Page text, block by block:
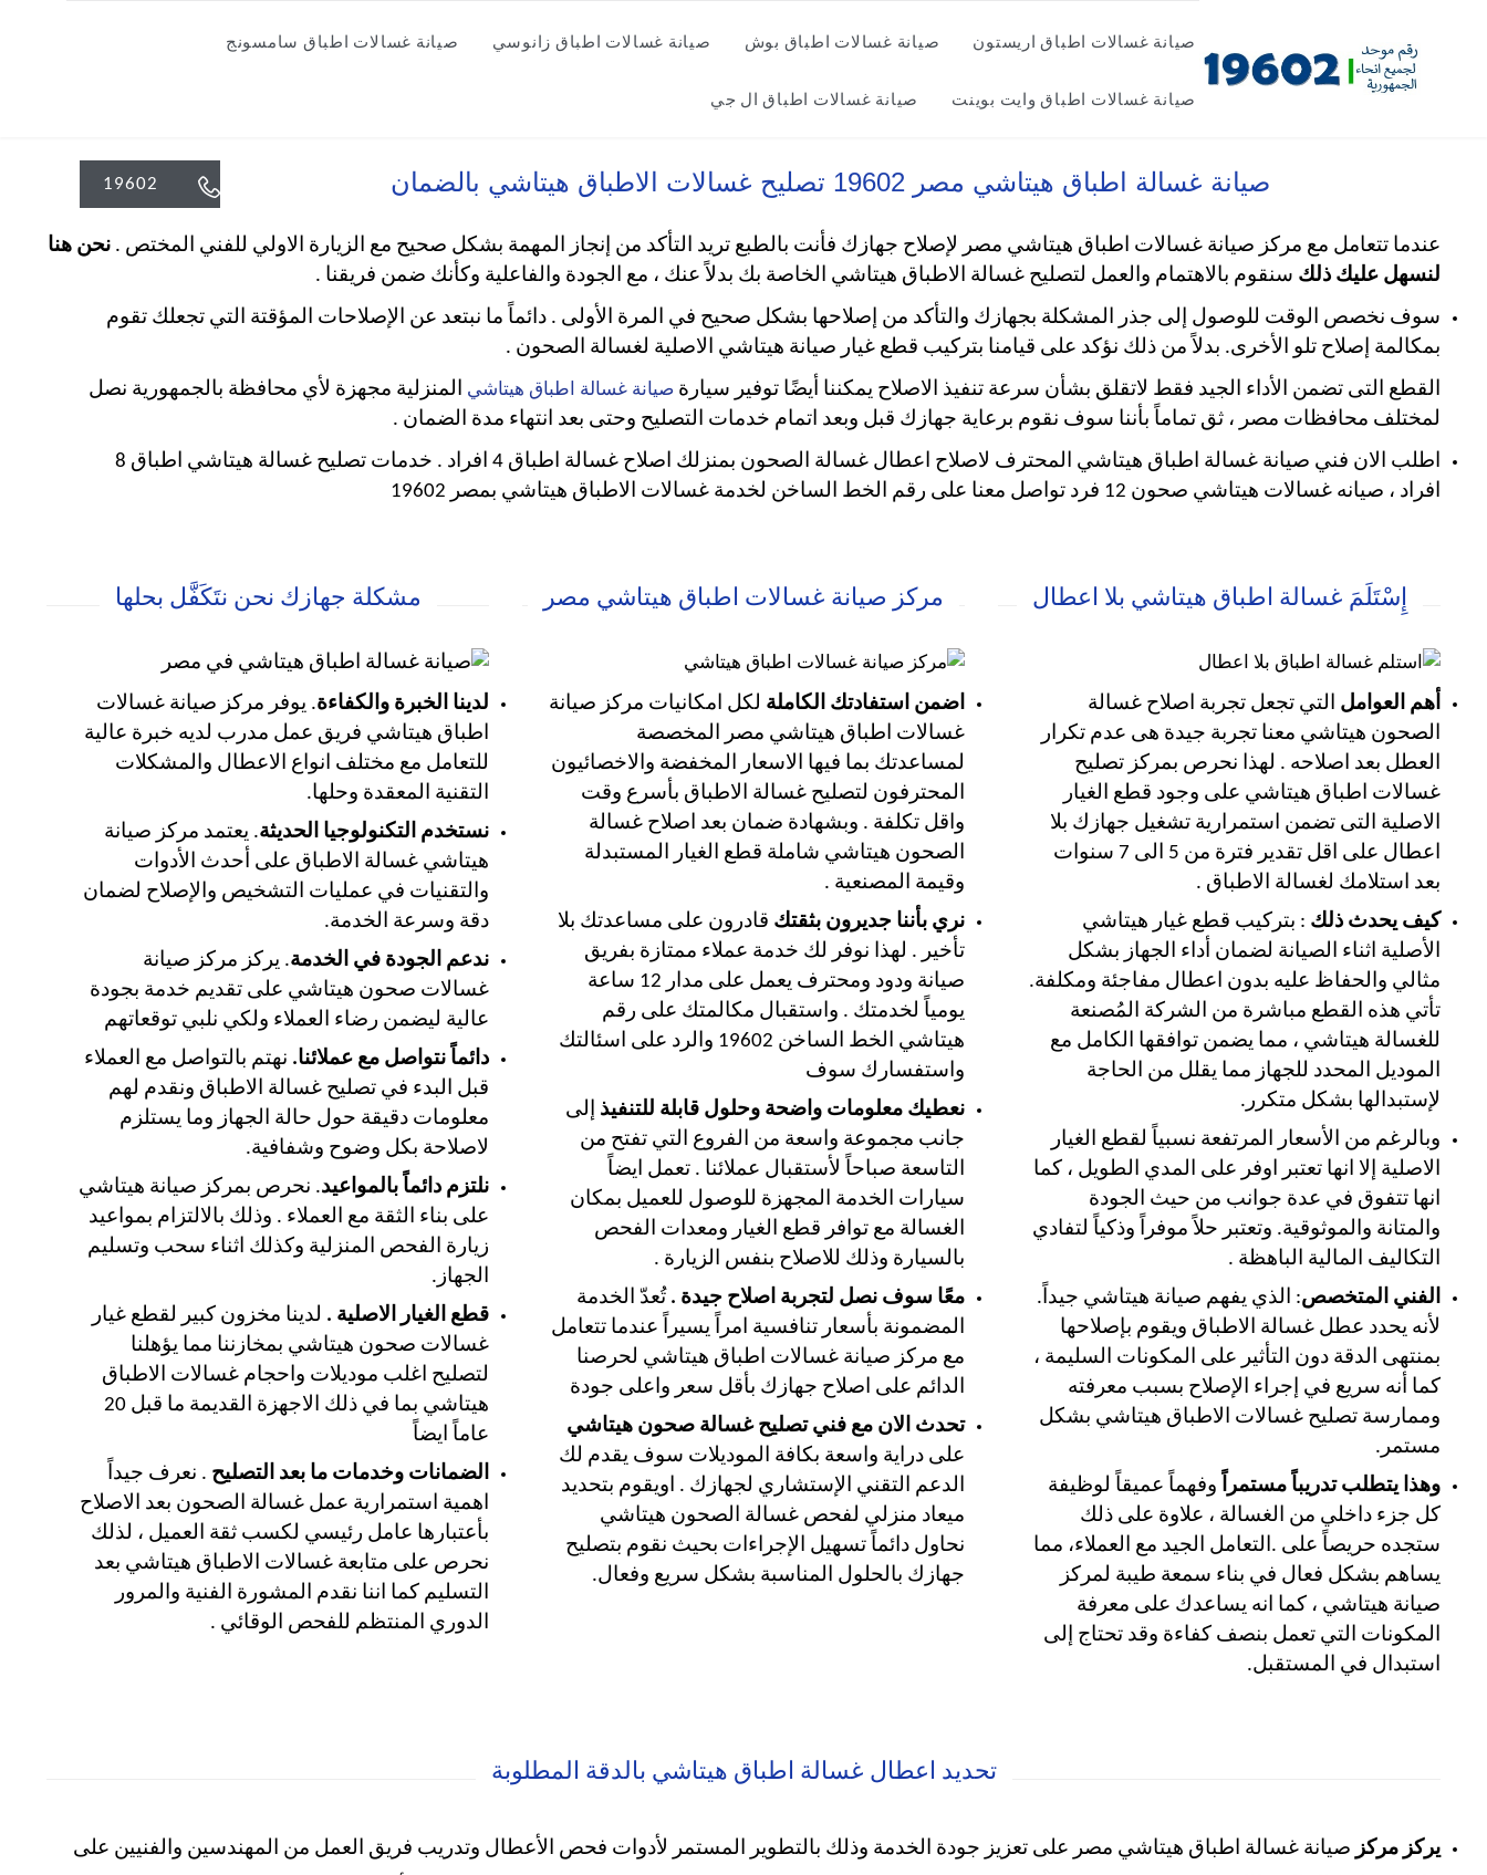
to
content
صيانة غسالات اطباق اريستون صيانة غسالات اطباق بوش صيانة غسالات اطباق زانوسي صيانة غسالات اطباق سامسونج
صيانة غسالات اطباق وايت بوينت صيانة غسالات اطباق ال جي
صيانة غسالة اطباق هيتاشي مصر 19602 تصليح غسالات الاطباق هيتاشي بالضمان 
19602
عندما تتعامل مع مركز صيانة غسالات اطباق هيتاشي مصر لإصلاح جهازك فأنت بالطبع تريد التأكد من إنجاز المهمة بشكل صحيح مع الزيارة الاولي للفني المختص . نحن هنا
لنسهل عليك ذلك سنقوم بالاهتمام والعمل لتصليح غسالة الاطباق هيتاشي الخاصة بك بدلاً عنك ، مع الجودة والفاعلية وكأنك ضمن فريقنا .
سوف نخصص الوقت للوصول إلى جذر المشكلة بجهازك والتأكد من إصلاحها بشكل صحيح في المرة الأولى . دائماً ما نبتعد عن الإصلاحات المؤقتة التي تجعلك تقوم
بمكالمة إصلاح تلو الأخرى. بدلاً من ذلك نؤكد على قيامنا بتركيب قطع غيار صيانة هيتاشي الاصلية لغسالة الصحون .
القطع التى تضمن الأداء الجيد فقط لاتقلق بشأن سرعة تنفيذ الاصلاح يمكننا أيضًا توفير سيارة صيانة غسالة اطباق هيتاشي
المنزلية مجهزة لأي محافظة بالجمهورية نصل
لمختلف محافظات مصر ، ثق تماماً بأننا سوف نقوم برعاية جهازك قبل وبعد اتمام خدمات التصليح وحتى بعد انتهاء مدة الضمان .
اطلب الان فني صيانة غسالة اطباق هيتاشي المحترف لاصلاح اعطال غسالة الصحون بمنزلك اصلاح غسالة اطباق 4 افراد . خدمات تصليح غسالة هيتاشي اطباق 8
افراد ، صيانه غسالات هيتاشي صحون 12 فرد تواصل معنا على رقم الخط الساخن لخدمة غسالات الاطباق هيتاشي بمصر 19602
مشكلة جهازك نحن نتَكَفَّل بحلها
لدينا الخبرة والكفاءة. يوفر مركز صيانة غسالات
اطباق هيتاشي فريق عمل مدرب لديه خبرة عالية
للتعامل مع مختلف انواع الاعطال والمشكلات
التقنية المعقدة وحلها.
نستخدم التكنولوجيا الحديثة. يعتمد مركز صيانة
هيتاشي غسالة الاطباق على أحدث الأدوات
والتقنيات في عمليات التشخيص والإصلاح لضمان
دقة وسرعة الخدمة.
ندعم الجودة في الخدمة. يركز مركز صيانة
غسالات صحون هيتاشي على تقديم خدمة بجودة
عالية ليضمن رضاء العملاء ولكي نلبي توقعاتهم
دائماً نتواصل مع عملائنا. نهتم بالتواصل مع العملاء
قبل البدء في تصليح غسالة الاطباق ونقدم لهم
معلومات دقيقة حول حالة الجهاز وما يستلزم
لاصلاحة بكل وضوح وشفافية.
نلتزم دائماً بالمواعيد. نحرص بمركز صيانة هيتاشي
على بناء الثقة مع العملاء . وذلك بالالتزام بمواعيد
زيارة الفحص المنزلية وكذلك اثناء سحب وتسليم
الجهاز.
قطع الغيار الاصلية . لدينا مخزون كبير لقطع غيار
غسالات صحون هيتاشي بمخازننا مما يؤهلنا
لتصليح اغلب موديلات واحجام غسالات الاطباق
هيتاشي بما في ذلك الاجهزة القديمة ما قبل 20
عاماً ايضاً
الضمانات وخدمات ما بعد التصليح . نعرف جيداً
اهمية استمرارية عمل غسالة الصحون بعد الاصلاح
بأعتبارها عامل رئيسي لكسب ثقة العميل ، لذلك
نحرص على متابعة غسالات الاطباق هيتاشي بعد
التسليم كما اننا نقدم المشورة الفنية والمرور
الدوري المنتظم للفحص الوقائي .
مركز صيانة غسالات اطباق هيتاشي مصر
اضمن استفادتك الكاملة لكل امكانيات مركز صيانة
غسالات اطباق هيتاشي مصر المخصصة
لمساعدتك بما فيها الاسعار المخفضة والاخصائيون
المحترفون لتصليح غسالة الاطباق بأسرع وقت
واقل تكلفة . وبشهادة ضمان بعد اصلاح غسالة
الصحون هيتاشي شاملة قطع الغيار المستبدلة
وقيمة المصنعية .
نري بأننا جديرون بثقتك قادرون على مساعدتك بلا
تأخير . لهذا نوفر لك خدمة عملاء ممتازة بفريق
صيانة ودود ومحترف يعمل على مدار 12 ساعة
يومياً لخدمتك . واستقبال مكالمتك على رقم
هيتاشي الخط الساخن 19602 والرد على اسئالتك
واستفسارك سوف
نعطيك معلومات واضحة وحلول قابلة للتنفيذ إلى
جانب مجموعة واسعة من الفروع التي تفتح من
التاسعة صباحاً لأستقبال عملائنا . تعمل ايضاً
سيارات الخدمة المجهزة للوصول للعميل بمكان
الغسالة مع توافر قطع الغيار ومعدات الفحص
بالسيارة وذلك للاصلاح بنفس الزيارة .
معًا سوف نصل لتجربة اصلاح جيدة . تُعدّ الخدمة
المضمونة بأسعار تنافسية امراً يسيراً عندما تتعامل
مع مركز صيانة غسالات اطباق هيتاشي لحرصنا
الدائم على اصلاح جهازك بأقل سعر واعلى جودة
تحدث الان مع فني تصليح غسالة صحون هيتاشي
على دراية واسعة بكافة الموديلات سوف يقدم لك
الدعم التقني الإستشاري لجهازك . اويقوم بتحديد
ميعاد منزلي لفحص غسالة الصحون هيتاشي
نحاول دائماً تسهيل الإجراءات بحيث نقوم بتصليح
جهازك بالحلول المناسبة بشكل سريع وفعال.
إِسْتَلَمَ غسالة اطباق هيتاشي بلا اعطال
أهم العوامل التي تجعل تجربة اصلاح غسالة
الصحون هيتاشي معنا تجربة جيدة هى عدم تكرار
العطل بعد اصلاحه . لهذا نحرص بمركز تصليح
غسالات اطباق هيتاشي على وجود قطع الغيار
الاصلية التى تضمن استمرارية تشغيل جهازك بلا
اعطال على اقل تقدير فترة من 5 الى 7 سنوات
بعد استلامك لغسالة الاطباق .
كيف يحدث ذلك : بتركيب قطع غيار هيتاشي
الأصلية اثناء الصيانة لضمان أداء الجهاز بشكل
مثالي والحفاظ عليه بدون اعطال مفاجئة ومكلفة.
تأتي هذه القطع مباشرة من الشركة المُصنعة
للغسالة هيتاشي ، مما يضمن توافقها الكامل مع
الموديل المحدد للجهاز مما يقلل من الحاجة
لإستبدالها بشكل متكرر.
وبالرغم من الأسعار المرتفعة نسبياً لقطع الغيار
الاصلية إلا انها تعتبر اوفر على المدي الطويل ، كما
انها تتفوق في عدة جوانب من حيث الجودة
والمتانة والموثوقية. وتعتبر حلاً موفراً وذكياً لتفادي
التكاليف المالية الباهظة .
الفني المتخصص: الذي يفهم صيانة هيتاشي جيداً.
لأنه يحدد عطل غسالة الاطباق ويقوم بإصلاحها
بمنتهى الدقة دون التأثير على المكونات السليمة ،
كما أنه سريع في إجراء الإصلاح بسبب معرفته
وممارسة تصليح غسالات الاطباق هيتاشي بشكل
مستمر.
وهذا يتطلب تدريباً مستمراً وفهماً عميقاً لوظيفة
كل جزء داخلي من الغسالة ، علاوة على ذلك
ستجده حريصاً على .التعامل الجيد مع العملاء، مما
يساهم بشكل فعال في بناء سمعة طيبة لمركز
صيانة هيتاشي ، كما انه يساعدك على معرفة
المكونات التي تعمل بنصف كفاءة وقد تحتاج إلى
استبدال في المستقبل.
تحديد اعطال غسالة اطباق هيتاشي بالدقة المطلوبة
يركز مركز صيانة غسالة اطباق هيتاشي مصر على تعزيز جودة الخدمة وذلك بالتطوير المستمر لأدوات فحص الأعطال وتدريب فريق العمل من المهندسين والفنيين على